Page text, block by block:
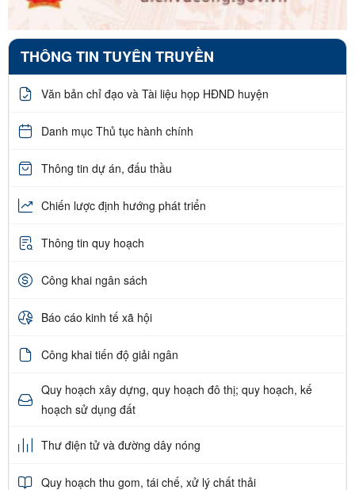
THÔNG TIN TUYÊN TRUYỀN
Văn bản chỉ đạo và Tài liệu họp HĐND huyện
Danh mục Thủ tục hành chính
Thông tin dự án, đấu thầu
Chiến lược định hướng phát triển
Thông tin quy hoạch
Công khai ngân sách
Báo cáo kinh tế xã hội
Công khai tiến độ giải ngân
Quy hoạch xây dựng, quy hoạch đô thị; quy hoạch, kế
hoạch sử dụng đất
Thư điện tử và đường dây nóng
Quy hoạch thu gom, tái chế, xử lý chất thải